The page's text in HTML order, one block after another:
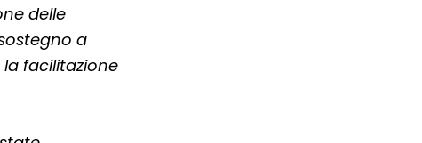
delle
a
facilitazione